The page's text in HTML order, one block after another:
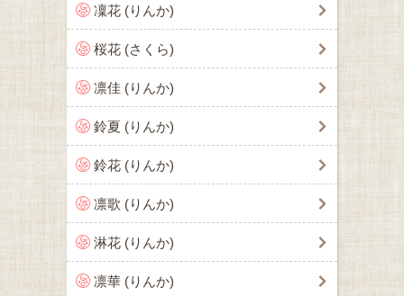
凜花 (りんか)
桜花 (さくら)
凛佳 (りんか)
鈴夏 (りんか)
鈴花 (りんか)
凛歌 (りんか)
淋花 (りんか)
凛華 (りんか)